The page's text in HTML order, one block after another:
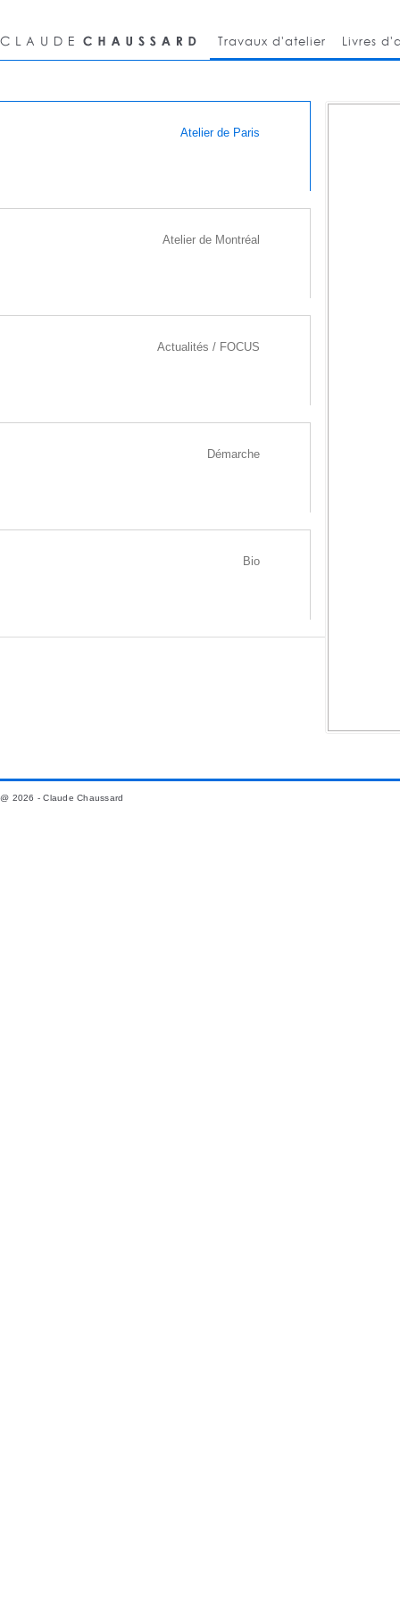
Travaux d'atelier Livres
Atelier de Paris
Atelier de Montréal
Actualités / FOCUS
Démarche
Bio
@ 2026 - Claude Chaussard